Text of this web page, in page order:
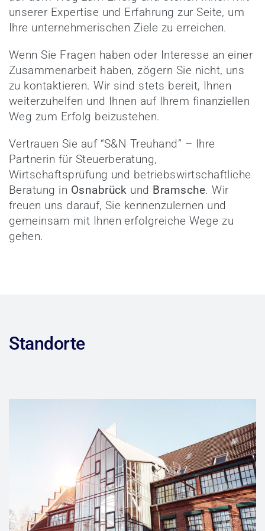
unserer Expertise und Erfahrung zur Seite, um
Ihre unternehmerischen Ziele zu erreichen.
Wenn Sie Fragen haben oder Interesse an einer
Zusammenarbeit haben, zögern Sie nicht, uns
zu kontaktieren. Wir sind stets bereit, Ihnen
weiterzuhelfen und Ihnen auf Ihrem finanziellen
Weg zum Erfolg beizustehen.
Vertrauen Sie auf “S&N Treuhand” – Ihre
Partnerin für Steuerberatung,
Wirtschaftsprüfung und betriebswirtschaftliche
Beratung in Osnabrück und Bramsche. Wir
freuen uns darauf, Sie kennenzulernen und
gemeinsam mit Ihnen erfolgreiche Wege zu
gehen.
Standorte